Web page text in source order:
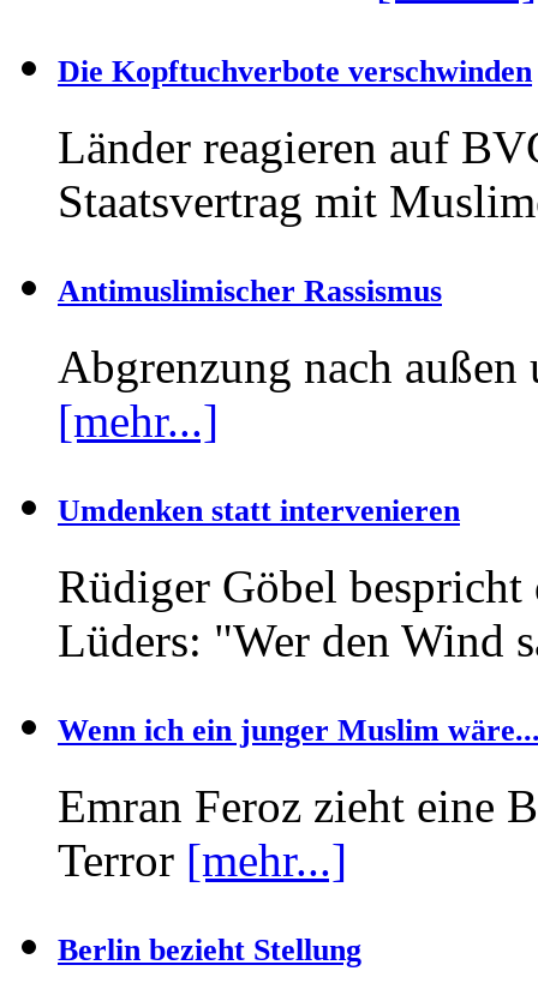
Die Kopftuchverbote verschwinden
Länder reagieren auf
Staatsvertrag mit
Antimuslimischer Rassismus
Abgrenzung nach
[mehr...]
Umdenken statt intervenieren
Rüdiger Göbel
Lüders: "Wer den Wind
Wenn ich ein junger Muslim
Emran Feroz zieht eine
Terror [mehr...]
Berlin bezieht Stellung